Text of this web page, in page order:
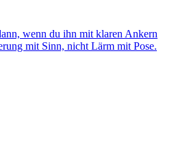
wenn du ihn mit klaren Ankern
mit Sinn, nicht Lärm mit Pose.